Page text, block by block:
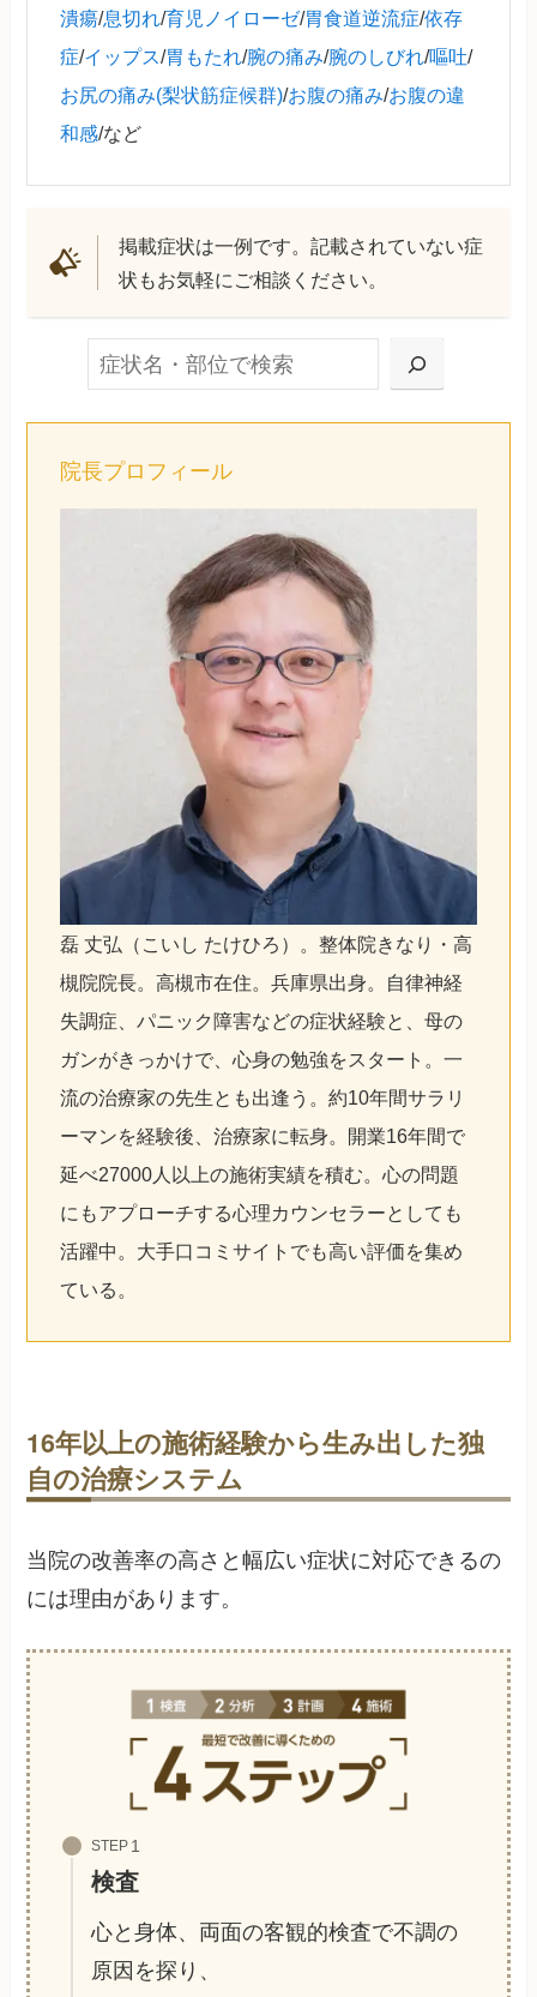
潰瘍/息切れ/育児ノイローゼ/胃食道逆流症/依存
症/イップス/胃もたれ/腕の痛み/腕のしびれ/嘔吐/
お尻の痛み(梨状筋症候群)/お腹の痛み/お腹の違
和感/など
掲載症状は一例です。記載されていない症
状もお気軽にご相談ください。
院長プロフィール
磊 丈弘（こいし たけひろ）。整体院きなり・高
槻院院長。高槻市在住。兵庫県出身。自律神経
失調症、パニック障害などの症状経験と、母の
ガンがきっかけで、心身の勉強をスタート。一
流の治療家の先生とも出逢う。約10年間サラリ
ーマンを経験後、治療家に転身。開業16年間で
延べ27000人以上の施術実績を積む。心の問題
にもアプローチする心理カウンセラーとしても
活躍中。大手口コミサイトでも高い評価を集め
ている。
16年以上の施術経験から生み出した独
自の治療システム
当院の改善率の高さと幅広い症状に対応できるの
には理由があります。
STEP
検査
心と身体、両面の客観的検査で不調の
原因を探り、